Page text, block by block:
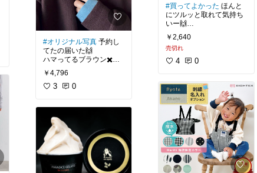
#オリジナル写真 予約し
てたの届いた🙌
ハマってるブラウン✖️ブ
ルー🩵🤎やはり可愛すぎ
る配色
￥4,796
3 0
#買ってよかった ほんと
にツルッと取れて気持ち
いー🙌
早く買えばよかった！ノ
ンストレス！
￥2,640
売切れ
4 0